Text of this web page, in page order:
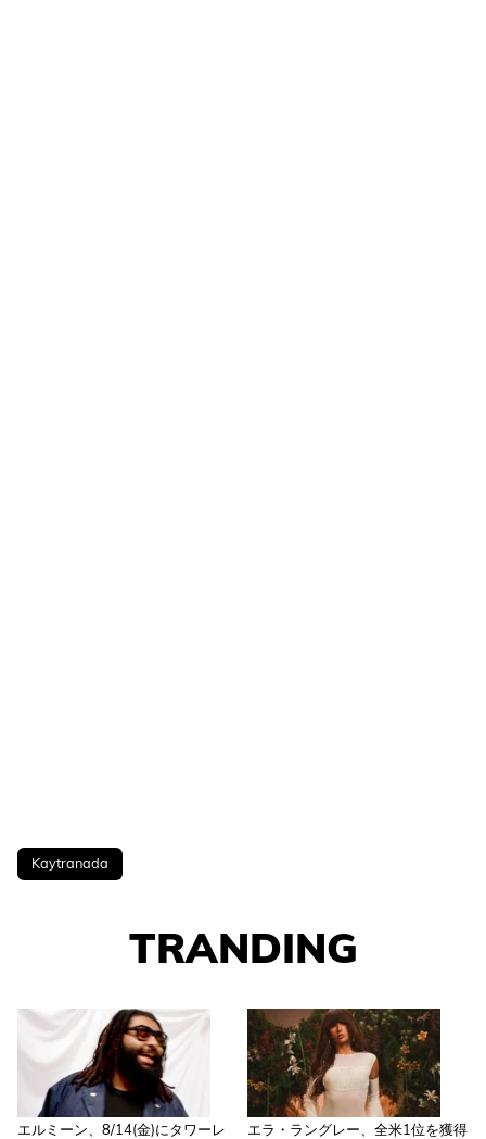
Kaytranada
TRANDING
エルミーン、8/14(金)にタワーレ エラ・ラングレー、全米1位を獲得